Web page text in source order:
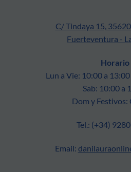
C/ Tindaya 15,
Fuerteventura -
Horario
Lun a Vie: 10:00 a
Sab: 10:00 a
Dom y Festivos:
Tel.: (+34)
Email: